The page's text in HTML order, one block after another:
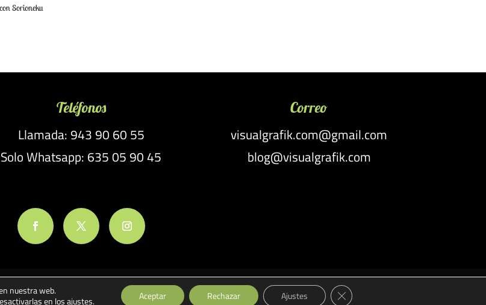
Sorioneku
Teléfonos
Llamada: 943 90 60 55
Solo Whatsapp: 635 05 90 45
Correo
visualgrafik.com@gmail.com
blog@visualgrafik.com
Cookies Pago seguro Gastos de Envío y Devoluciones Personalización y Producción
nuestra web.
en losajustes. Aceptar Rechazar Ajustes Cerrar el banner de cookies RGPD